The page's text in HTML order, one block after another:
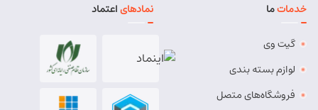
خدماتما
گیت وی
لوازم بسته بندی
فروشگاه‌های متصل
نمادهایاعتماد